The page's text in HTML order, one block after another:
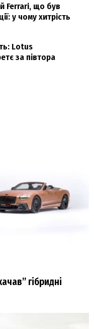
Ferrari, що був
у чому хитрість
Lotus
за півтора
гібридні